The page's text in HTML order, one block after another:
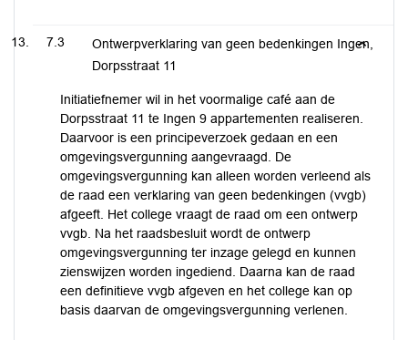
7.3
Ontwerpverklaring van geen bedenkingen Ingen,
Dorpsstraat 11
Initiatiefnemer wil in het voormalige café aan de
Dorpsstraat 11 te Ingen 9 appartementen realiseren.
Daarvoor is een principeverzoek gedaan en een
omgevingsvergunning aangevraagd. De
omgevingsvergunning kan alleen worden verleend als
de raad een verklaring van geen bedenkingen (vvgb)
afgeeft. Het college vraagt de raad om een ontwerp
vvgb. Na het raadsbesluit wordt de ontwerp
omgevingsvergunning ter inzage gelegd en kunnen
zienswijzen worden ingediend. Daarna kan de raad
een definitieve vvgb afgeven en het college kan op
basis daarvan de omgevingsvergunning verlenen.